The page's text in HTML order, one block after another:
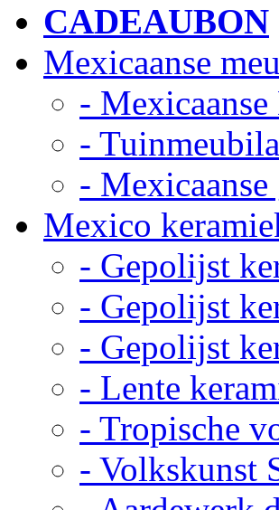
CADEAUBON
Mexicaanse
-
-
- Mexicaanse
Mexico
- Gepolijst
- Gepolijst
- Gepolijst
- Lente
- Tropische
- Volkskunst